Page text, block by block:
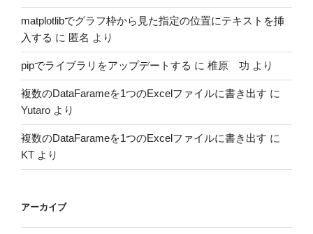
matplotlibでグラフ枠から見た指定の位置にテキストを挿
入する に 匿名 より
pipでライブラリをアップデートする に 椎原 功 より
複数のDataFarameを1つのExcelファイルに書き出す に
Yutaro より
複数のDataFarameを1つのExcelファイルに書き出す に
KT より
アーカイブ